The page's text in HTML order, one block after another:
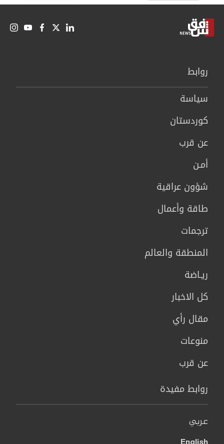
روابط
سیاسة
كوردستان
عن قرب
أمـن
شؤون عراقية
طاقة وأعمال
ترجمات
المنطقة والعالم
ريـاضة
كل الاخبار
مقال رأي
منوعات
عن قرب
روابط مفيدة
عربي